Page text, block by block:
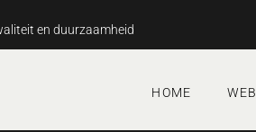
en duurzaamheid
HOME